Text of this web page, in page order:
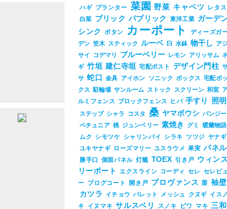
ハギ プランター 菜園 野菜 キャベツ
レタス
白菜 ブリック パブリック 東洋工業 ガーデ
シンク
ボタン カーポート
ディーズガ
デン 笠木 スティック ルーベ 臼 水鉢 物干し ア
サイ コデマリ ブルーベリー レモン アリッサム
ギ 竹垣 建仁寺垣 宅配ポスト デザイン門柱
サ 蛇口 金具 アイホン ソニック ボックス 宅配ボッ
クス 駐輪場 サンルーム ストック スクリーン 和室
ルミフェンス ブロックフェンス ヒバ 手すり 照明
ステップ シャラ コスタ 桑 ヤマボウシ パンジー
ペチュニア 桃 ジュンベリー 素焼き グミ
暖蘭物語
ムク シモツケ シャリンバイ シラキ ツツジ ヤナギ
ユキヤナギ ローズマリー ユスラウメ 果実 パネル
勝手口 側面パネル 灯籠 TOEX 引き戸 ウィンス
リーポート
エクスライン コーディ セレ セレビュ
ー プログコート 開き戸 プロヴァンス 栗 袖壁
カツラ
イチョウ パレット メッシュ クヌギ イスノ
キ
イヌマキ サルスベリ スノキ ビワ マキ 三和